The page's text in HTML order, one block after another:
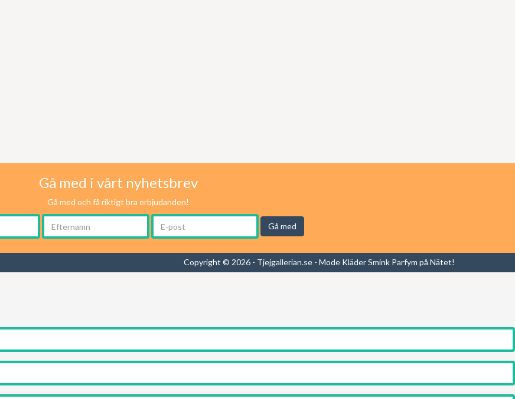
Gå med i vårt nyhetsbrev
Gå med och få riktigt bra erbjudanden!
Gå med
Copyright © 2026 - Tjejgallerian.se - Mode Kläder Smink Parfym på Nätet!